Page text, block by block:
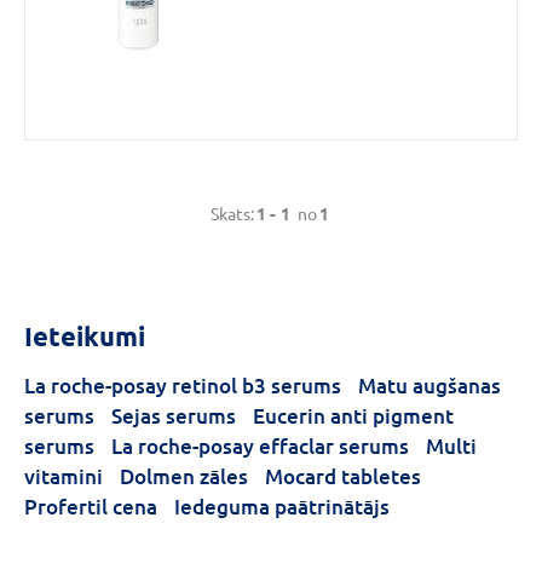
(1)
Forma
Skats:1 - 1 no1
Ieteikumi
La roche-posay retinol b3 serums
Matu augšanas
serums
Sejas serums
Eucerin anti pigment
serums
La roche-posay effaclar serums
Multi
vitamini
Dolmen zāles
Mocard tabletes
Profertil cena
Iedeguma paātrinātājs